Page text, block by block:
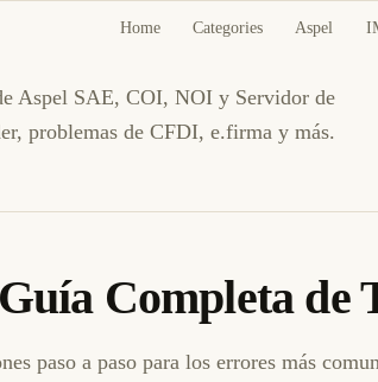
Home Categories Aspel
Aspel SAE, COI, NOI y Servidor de
problemas de CFDI, e.firma y más.
Guía Completa de
paso a paso para los errores más